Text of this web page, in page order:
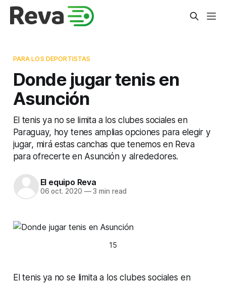
PARA LOS DEPORTISTAS
Donde jugar tenis en
Asunción
El tenis ya no se limita a los clubes sociales en
Paraguay, hoy tenes amplias opciones para elegir y
jugar, mirá estas canchas que tenemos en Reva
para ofrecerte en Asunción y alrededores.
El equipo Reva
06 oct. 2020 —3 min read
15
El tenis ya no se limita a los clubes sociales en